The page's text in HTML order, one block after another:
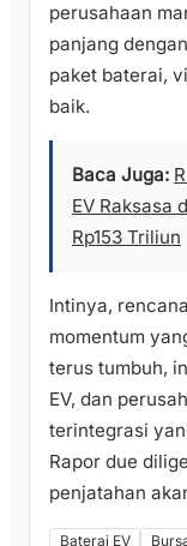
perusahaan
panjang
paket baterai,
baik.
Baca Juga:
EV Raksasa
Rp153 Triliun
Intinya,
momentum
terus tumbuh,
EV, dan
terintegrasi
Rapor due
penjatahan
Baterai EV